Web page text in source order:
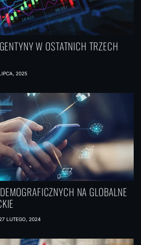
W OSTATNICH TRZECH
2025
NA GLOBALNE
LUTEGO, 2024